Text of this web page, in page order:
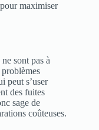
maximiser
ne sont pas à
peut s’user
des fuites
sage de
coûteuses.